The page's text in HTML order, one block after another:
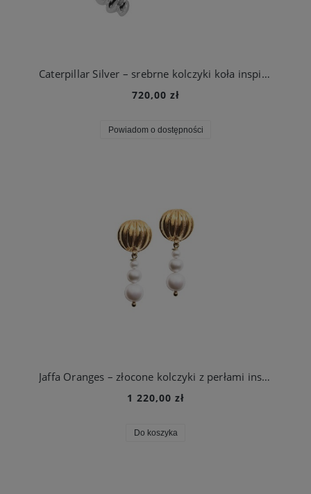
Caterpillar Silver – srebrne kolczyki koła inspirowane cyklem życia motyla
720,00 zł
Powiadom o dostępności
Jaffa Oranges – złocone kolczyki z perłami inspirowane pomarańczami Jaffy
1 220,00 zł
Do koszyka